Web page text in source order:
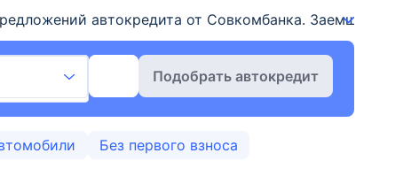
автокредита от Совкомбанка. Заемщики
Подобрать автокредит
Без первого взноса